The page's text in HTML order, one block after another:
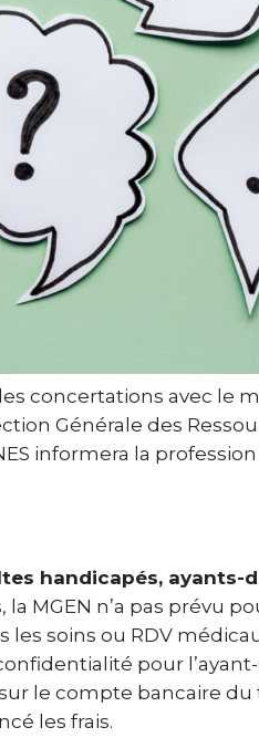
concertations avec le
Générale des
informera la
handicapés, ayants-
MGEN n’a pas prévu
les soins ou RDV
pour
le compte bancaire du
les frais.